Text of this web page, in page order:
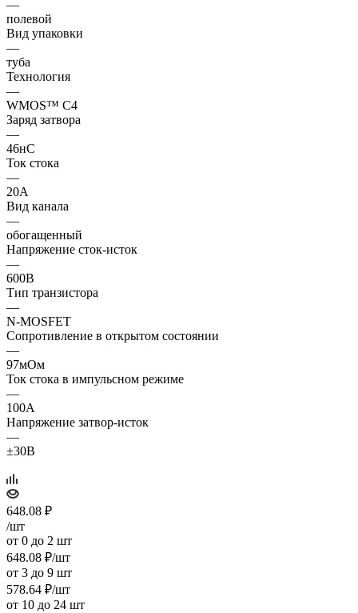
—
полевой
Вид упаковки
—
туба
Технология
—
WMOS™ C4
Заряд затвора
—
46нC
Ток стока
—
20А
Вид канала
—
обогащенный
Напряжение сток-исток
—
600В
Тип транзистора
—
N-MOSFET
Сопротивление в открытом состоянии
—
97мОм
Ток стока в импульсном режиме
—
100А
Напряжение затвор-исток
—
±30В
648.08 ₽
/шт
от 0 до 2 шт
648.08 ₽/шт
от 3 до 9 шт
578.64 ₽/шт
от 10 до 24 шт